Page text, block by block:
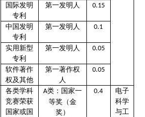
国际发明
专利
第一发明人 0.15
中国发明
专利
第一发明人 0.1
实用新型
专利
第一发明人 0.05
软件著作
权及其他
第一著作权
人
0.05
各类学科
竞赛荣获
国家或国
A类：国家一
等奖（金
奖）
0.4
电子
科学
与工